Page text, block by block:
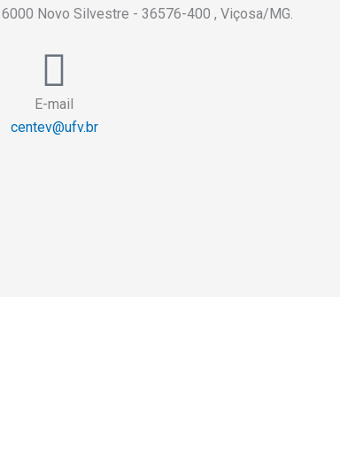
Novo Silvestre - 36576-400 , Viçosa/MG.
E-mail
centev@ufv.br